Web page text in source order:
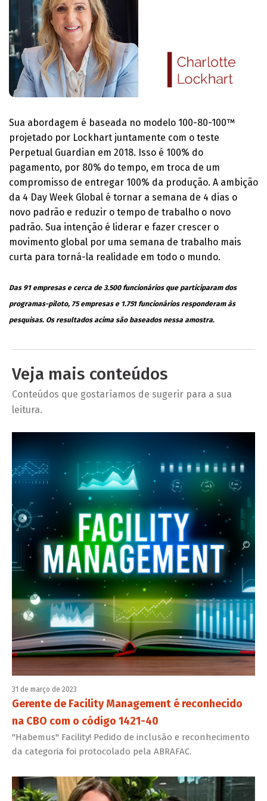
Sua abordagem é baseada no modelo 100-80-100™
projetado por Lockhart juntamente com o teste
Perpetual Guardian em 2018. Isso é 100% do
pagamento, por 80% do tempo, em troca de um
compromisso de entregar 100% da produção. A ambição
da 4 Day Week Global é tornar a semana de 4 dias o
novo padrão e reduzir o tempo de trabalho o novo
padrão. Sua intenção é liderar e fazer crescer o
movimento global por uma semana de trabalho mais
curta para torná-la realidade em todo o mundo.
Das 91 empresas e cerca de 3.500 funcionários que participaram dos
programas-piloto, 75 empresas e 1.751 funcionários responderam às
pesquisas. Os resultados acima são baseados nessa amostra.
Veja mais conteúdos
Conteúdos que gostaríamos de sugerir para a sua
leitura.
31 de março de 2023
Gerente de Facility Management é reconhecido
na CBO com o código 1421-40
"Habemus" Facility! Pedido de inclusão e reconhecimento
da categoria foi protocolado pela ABRAFAC.